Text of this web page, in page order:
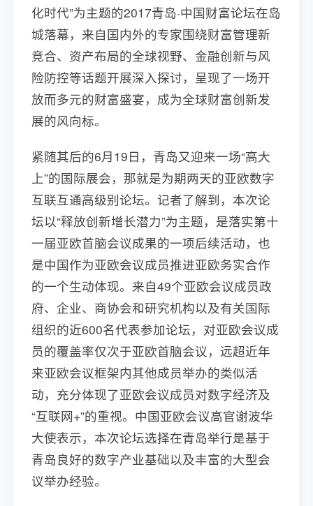
化时代”为主题的2017青岛·中国财富论坛在岛
城落幕，来自国内外的专家围绕财富管理新
竞合、资产布局的全球视野、金融创新与风
险防控等话题开展深入探讨，呈现了一场开
放而多元的财富盛宴，成为全球财富创新发
展的风向标。
紧随其后的6月19日，青岛又迎来一场“高大
上”的国际展会，那就是为期两天的亚欧数字
互联互通高级别论坛。记者了解到，本次论
坛以“释放创新增长潜力”为主题，是落实第十
一届亚欧首脑会议成果的一项后续活动，也
是中国作为亚欧会议成员推进亚欧务实合作
的一个生动体现。来自49个亚欧会议成员政
府、企业、商协会和研究机构以及有关国际
组织的近600名代表参加论坛，对亚欧会议成
员的覆盖率仅次于亚欧首脑会议，远超近年
来亚欧会议框架内其他成员举办的类似活
动，充分体现了亚欧会议成员对数字经济及
“互联网+”的重视。中国亚欧会议高官谢波华
大使表示，本次论坛选择在青岛举行是基于
青岛良好的数字产业基础以及丰富的大型会
议举办经验。